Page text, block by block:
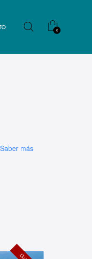
0
Saber más